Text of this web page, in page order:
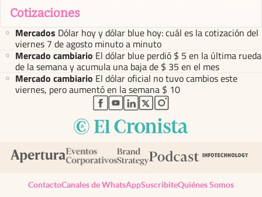
Cotizaciones
Mercados Dólar hoy y dólar blue hoy: cuál es la cotización del
viernes 7 de agosto minuto a minuto
Mercado cambiario El dólar blue perdió $ 5 en la última rueda
de la semana y acumula una baja de $ 35 en el mes
Mercado cambiario El dólar oficial no tuvo cambios este
viernes, pero aumentó en la semana $ 10
abre en nueva pestaña
abre en nueva pestaña
abre en nueva pestaña
abre en nueva pestaña
abre en nueva pestaña
ContactoCanales de WhatsAppSuscribiteQuiénes Somos